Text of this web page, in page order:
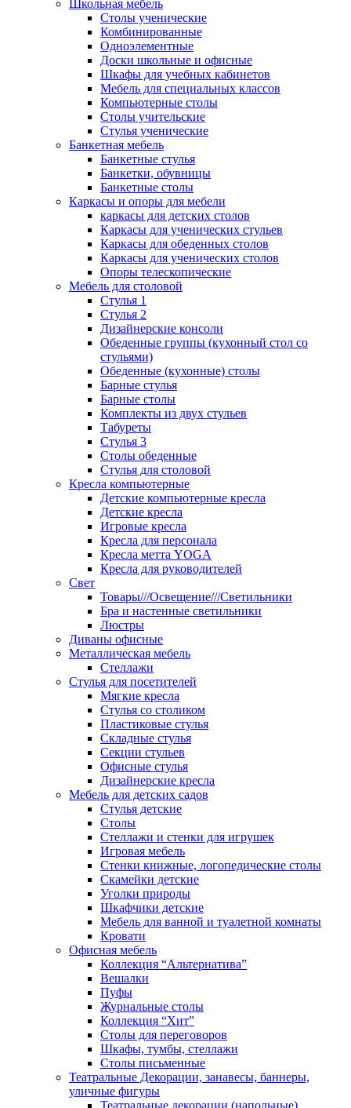
Школьная мебель
Столы ученические
Комбинированные
Одноэлементные
Доски школьные и офисные
Шкафы для учебных кабинетов
Мебель для специальных классов
Компьютерные столы
Столы учительские
Стулья ученические
Банкетная мебель
Банкетные стулья
Банкетки, обувницы
Банкетные столы
Каркасы и опоры для мебели
каркасы для детских столов
Каркасы для ученических стульев
Каркасы для обеденных столов
Каркасы для ученических столов
Опоры телескопические
Мебель для столовой
Стулья 1
Стулья 2
Дизайнерские консоли
Обеденные группы (кухонный стол со
стульями)
Обеденные (кухонные) столы
Барные стулья
Барные столы
Комплекты из двух стульев
Табуреты
Стулья 3
Столы обеденные
Стулья для столовой
Кресла компьютерные
Детские компьютерные кресла
Детские кресла
Игровые кресла
Кресла для персонала
Кресла метта YOGA
Кресла для руководителей
Свет
Товары///Освещение///Светильники
Бра и настенные светильники
Люстры
Диваны офисные
Металлическая мебель
Стеллажи
Стулья для посетителей
Мягкие кресла
Стулья со столиком
Пластиковые стулья
Складные стулья
Секции стульев
Офисные стулья
Дизайнерские кресла
Мебель для детских садов
Стулья детские
Столы
Стеллажи и стенки для игрушек
Игровая мебель
Стенки книжные, логопедические столы
Скамейки детские
Уголки природы
Шкафчики детские
Мебель для ванной и туалетной комнаты
Кровати
Офисная мебель
Коллекция “Альтернатива”
Вешалки
Пуфы
Журнальные столы
Коллекция “Хит”
Столы для переговоров
Шкафы, тумбы, стеллажи
Столы письменные
Театральные Декорации, занавесы, баннеры,
уличные фигуры
Театральные декорации (напольные)